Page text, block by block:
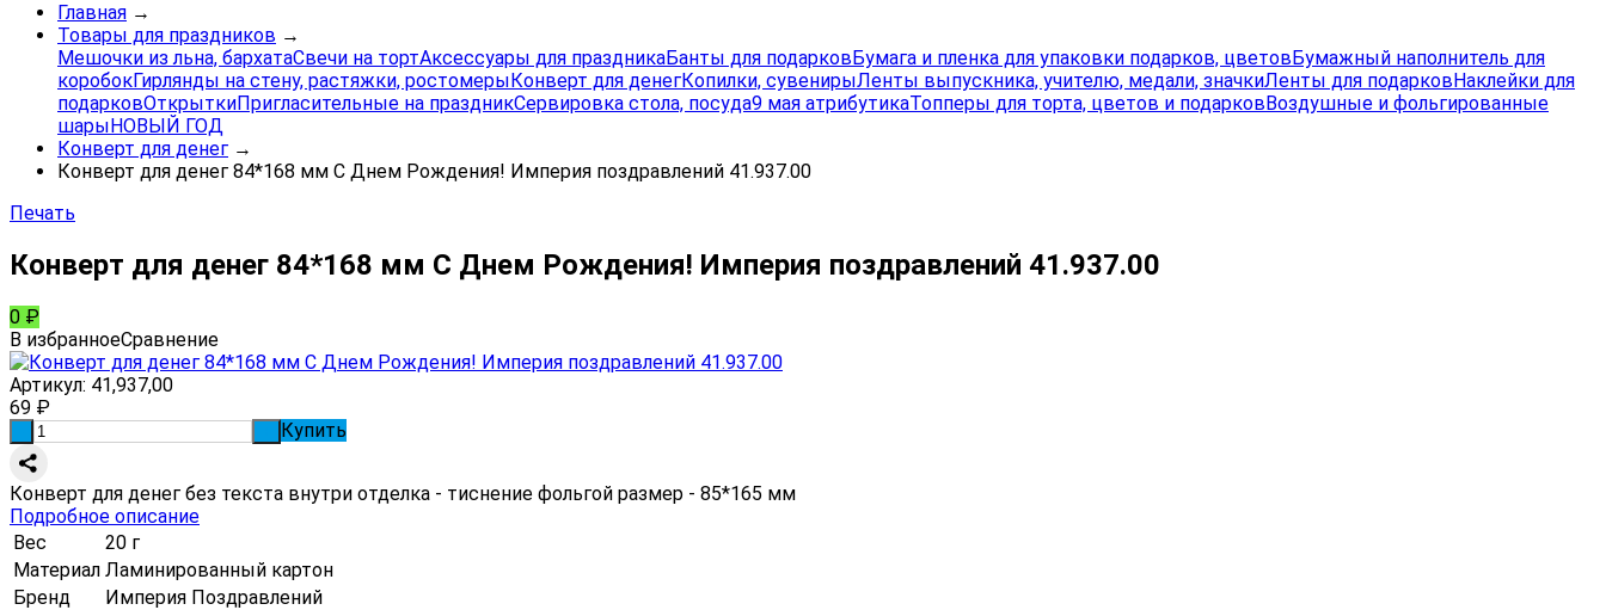
Главная →
Товары для праздников →
Мешочки из льна, бархатаСвечи на тортАксессуары для праздникаБанты для подарковБумага и пленка для упаковки подарков, цветовБумажный наполнитель для
коробокГирлянды на стену, растяжки, ростомерыКонверт для денегКопилки, сувенирыЛенты выпускника, учителю, медали, значкиЛенты для подарковНаклейки для
подарковОткрыткиПригласительные на праздникСервировка стола, посуда9 мая атрибутикаТопперы для торта, цветов и подарковВоздушные и фольгированные
шарыНОВЫЙ ГОД
Конверт для денег →
Конверт для денег 84*168 мм С Днем Рождения! Империя поздравлений 41.937.00
Печать
Конверт для денег 84*168 мм С Днем Рождения! Империя поздравлений 41.937.00
0 ₽
В избранноеСравнение
Артикул: 41,937,00
69 ₽
Купить
Конверт для денег без текста внутри отделка - тиснение фольгой размер - 85*165 мм
Подробное описание
Вес
20 г
Материал Ламинированный картон
Бренд
Империя Поздравлений